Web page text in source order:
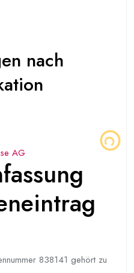
nach
AG
838141 gehört zu